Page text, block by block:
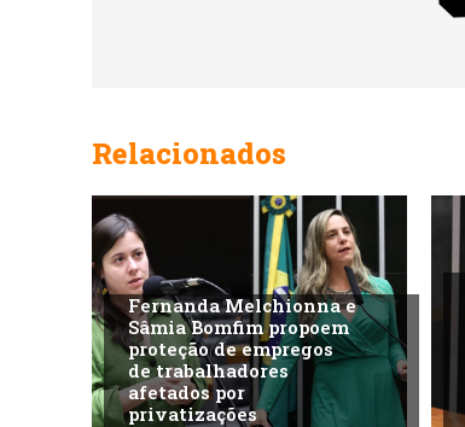
Relacionados
Fernanda Melchionna e
Sâmia Bomfim propoem
proteção de empregos
de trabalhadores
afetados por
privatizações